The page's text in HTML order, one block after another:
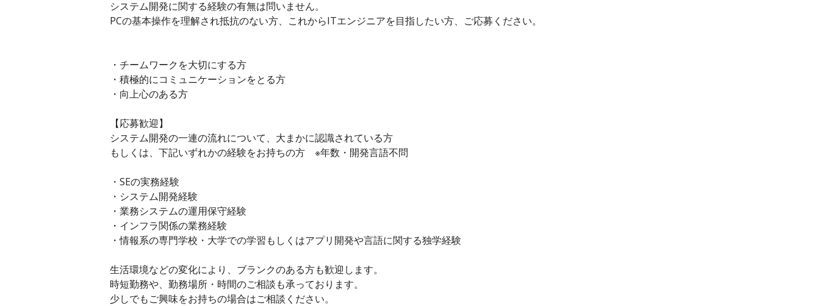
システム開発に関する経験の有無は問いません。
PCの基本操作を理解され抵抗のない方、これからITエンジニアを目指したい方、ご応募ください。
・チームワークを大切にする方
・積極的にコミュニケーションをとる方
・向上心のある方
【応募歓迎】
システム開発の一連の流れについて、大まかに認識されている方
もしくは、下記いずれかの経験をお持ちの方 ※年数・開発言語不問
・SEの実務経験
・システム開発経験
・業務システムの運用保守経験
・インフラ関係の業務経験
・情報系の専門学校・大学での学習もしくはアプリ開発や言語に関する独学経験
生活環境などの変化により、ブランクのある方も歓迎します。
時短勤務や、勤務場所・時間のご相談も承っております。
少しでもご興味をお持ちの場合はご相談ください。